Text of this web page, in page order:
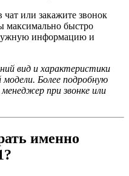
или закажите звонок
максимально быстро
информацию и
вид и характеристики
Более подробную
при звонке или
именно